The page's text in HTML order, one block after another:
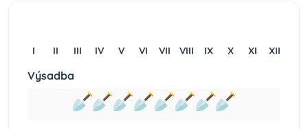
I II III IV V VI VII VIII IX X XI XII
Výsadba